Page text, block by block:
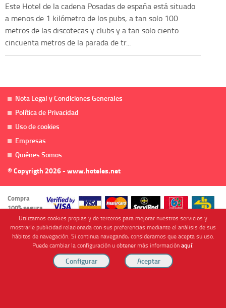
Este Hotel de la cadena Posadas de españa está situado
a menos de 1 kilómetro de los pubs, a tan solo 100
metros de las discotecas y clubs y a tan solo ciento
cincuenta metros de la parada de tr...
Nota Legal y Condiciones Generales
Política de Privacidad
Uso de cookies
Empresas
Quiénes Somos
© Copyrigth 2026 - www.hoteles.net
Compra
100% segura
Cofinanciado por
Utilizamos cookies propias y de terceros para mejorar nuestros servicios y
mostrarle publicidad relacionada con sus preferencias mediante el análisis de sus
hábitos de navegación. Si continua navegando, consideramos que acepta su uso.
Puede cambiar la configuración u obtener más informaciónaquí.